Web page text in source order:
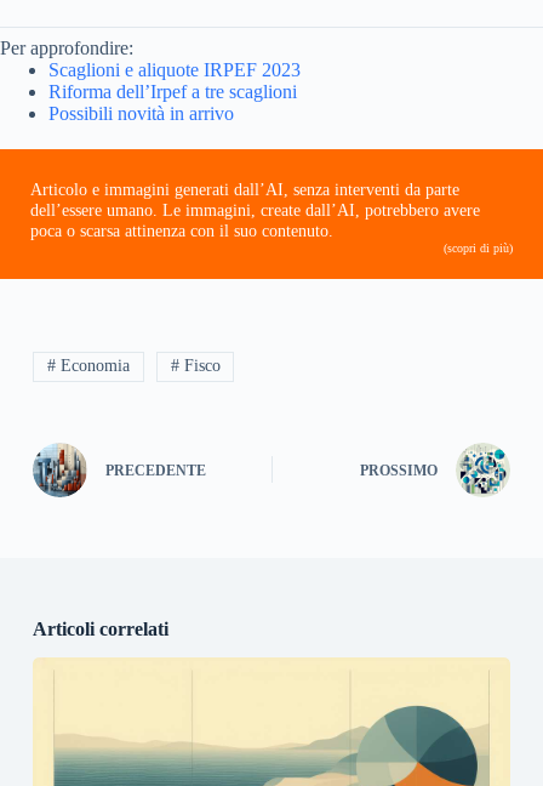
Per approfondire:
Scaglioni e aliquote IRPEF 2023
Riforma dell’Irpef a tre scaglioni
Possibili novità in arrivo
Articolo e immagini generati dall’AI, senza interventi da parte
dell’essere umano. Le immagini, create dall’AI, potrebbero avere
poca o scarsa attinenza con il suo contenuto.
(scopri di più)
# Economia # Fisco
PRECEDENTE PROSSIMO
Articoli correlati